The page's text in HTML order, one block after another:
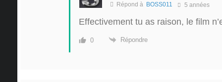
Répond à BOSS011 5 années
Effectivement tu as raison, le film
0 Répondre